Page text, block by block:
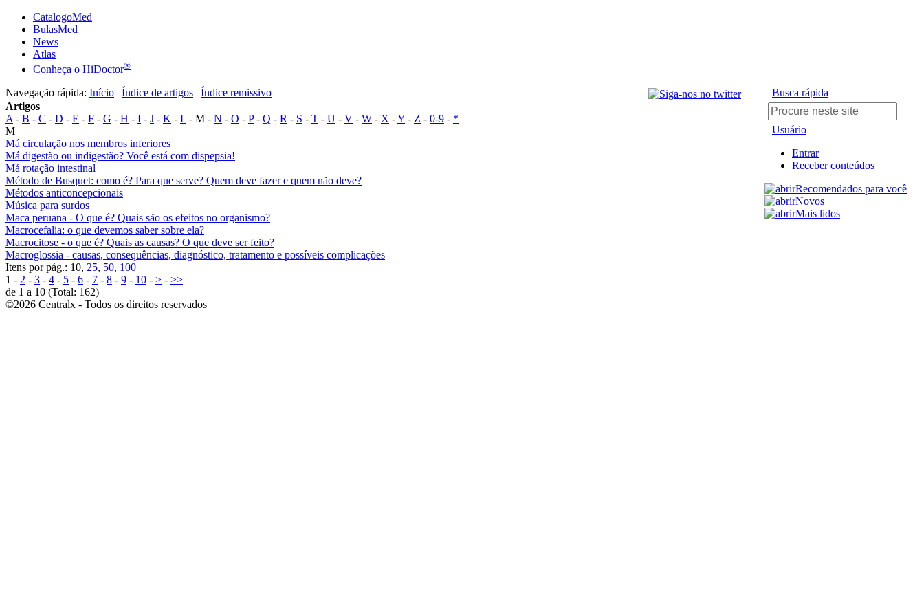
CatalogoMed
BulasMed
News
Atlas
Conheça o HiDoctor®
Navegação rápida: Início | Índice de artigos | Índice remissivo
Artigos
A - B - C - D - E - F - G - H - I - J - K - L - M - N - O - P- Q - R - S - T - U - V - W - X -Y - Z - 0-9 - *
M
Má circulação nos membros inferiores
Má digestão ou indigestão? Você está com dispepsia!
Má rotação intestinal
Método de Busquet: como é? Para que serve? Quem deve fazer e quem não deve?
Métodos anticoncepcionais
Música para surdos
Maca peruana - O que é? Quais são os efeitos no organismo?
Macrocefalia: o que devemos saber sobre ela?
Macrocitose - o que é? Quais as causas? O que deve ser feito?
Macroglossia - causas, consequências, diagnóstico, tratamento e possíveis complicações
Itens por pág.: 10, 25, 50, 100
1 - 2 - 3 - 4 - 5 - 6 - 7 - 8 - 9 - 10 - > - >>
de 1 a 10 (Total: 162)
Busca rápida
Usuário
Entrar
Receber conteúdos
Recomendados para você
Novos
Mais lidos
©2026 Centralx - Todos os direitos reservados